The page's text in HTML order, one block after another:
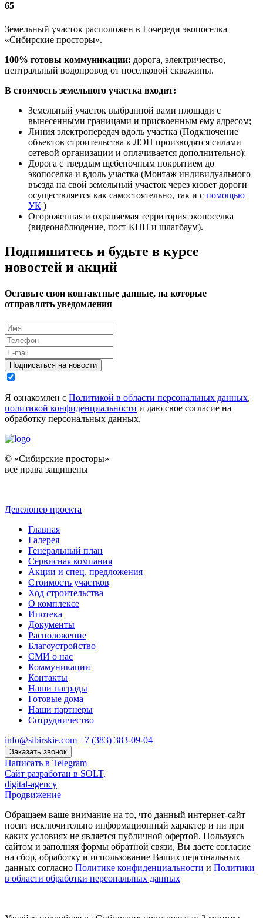
65
Земельный участок расположен в I очереди экопоселка
«Сибирские просторы».
100% готовы коммуникации: дорога, электричество,
центральный водопровод от поселковой скважины.
В стоимость земельного участка входит:
Земельный участок выбранной вами площади с
вынесенными границами и присвоенным ему адресом;
Линия электропередач вдоль участка (Подключение
объектов строительства к ЛЭП производятся силами
сетевой организации и оплачивается дополнительно);
Дорога с твердым щебеночным покрытием до
экопоселка и вдоль участка (Монтаж индивидуального
въезда на свой земельный участок через кювет дороги
осуществляется как самостоятельно, так и с помощью
УК )
Огороженная и охраняемая территория экопоселка
(видеонаблюдение, пост КПП и шлагбаум).
Подпишитесь и будьте в курсе
новостей и акций
Оставьте свои контактные данные, на которые
отправлять уведомления
Подписаться на новости
Я ознакомлен с Политикой в области персональных данных,
политикой конфиденциальности и даю свое согласие на
обработку персональных данных.
© «Сибирские просторы»
все права защищены
Девелопер проекта
Главная
Галерея
Генеральный план
Сервисная компания
Акции и спец. предложения
Стоимость участков
Ход строительства
О комплексе
Ипотека
Документы
Расположение
Благоустройство
СМИ о нас
Коммуникации
Контакты
Наши награды
Готовые дома
Наши партнеры
Сотрудничество
info@sibirskie.com +7 (383) 383-09-04
Заказать звонок
Написать в Telegram
Сайт разработан в SOLT,
digital-agency
Продвижение
Обращаем ваше внимание на то, что данный интернет-сайт
носит исключительно информационный характер и ни при
каких условиях не является публичной офертой. Пользуясь
сайтом и заполняя формы обратной связи, Вы даете согласие
на сбор, обработку и использование Ваших персональных
данных согласно Политике конфиденциальности и Политики
в области обработки персональных данных